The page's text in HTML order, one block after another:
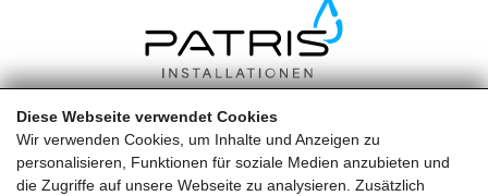
Diese Webseite verwendet Cookies
Wir verwenden Cookies, um Inhalte und Anzeigen zu
personalisieren, Funktionen für soziale Medien anzubieten und
die Zugriffe auf unsere Webseite zu analysieren. Zusätzlich
Eichstraße 5/4c, 5020 Salzburg